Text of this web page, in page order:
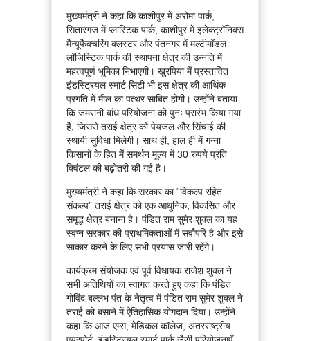
मुख्यमंत्री ने कहा कि काशीपुर में अरोमा पार्क,
सितारगंज में प्लास्टिक पार्क, काशीपुर में इलेक्ट्रॉनिक्स
मैन्यूफैक्चरिंग क्लस्टर और पंतनगर में मल्टीमॉडल
लॉजिस्टिक पार्क की स्थापना क्षेत्र की उन्नति में
महत्वपूर्ण भूमिका निभाएगी। खुरपिया में प्रस्तावित
इंडस्ट्रियल स्मार्ट सिटी भी इस क्षेत्र की आर्थिक
प्रगति में मील का पत्थर साबित होगी। उन्होंने बताया
कि जमरानी बांध परियोजना को पुनः प्रारंभ किया गया
है, जिससे तराई क्षेत्र को पेयजल और सिंचाई की
स्थायी सुविधा मिलेगी। साथ ही, हाल ही में गन्ना
किसानों के हित में समर्थन मूल्य में 30 रुपये प्रति
क्विंटल की बढ़ोतरी की गई है।
मुख्यमंत्री ने कहा कि सरकार का “विकल्प रहित
संकल्प” तराई क्षेत्र को एक आधुनिक, विकसित और
समृद्ध क्षेत्र बनाना है। पंडित राम सुमेर शुक्ल का यह
स्वप्न सरकार की प्राथमिकताओं में सर्वोपरि है और इसे
साकार करने के लिए सभी प्रयास जारी रहेंगे।
कार्यक्रम संयोजक एवं पूर्व विधायक राजेश शुक्ल ने
सभी अतिथियों का स्वागत करते हुए कहा कि पंडित
गोविंद बल्लभ पंत के नेतृत्व में पंडित राम सुमेर शुक्ल ने
तराई को बसाने में ऐतिहासिक योगदान दिया। उन्होंने
कहा कि आज एम्स, मेडिकल कॉलेज, अंतरराष्ट्रीय